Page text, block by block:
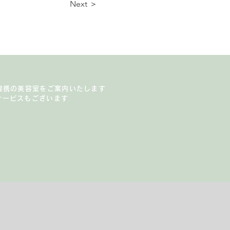
Next ＞
の美容室をご案内いたします
ビスもございます